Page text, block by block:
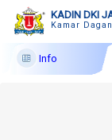
KADIN DKI
Kamar
Info